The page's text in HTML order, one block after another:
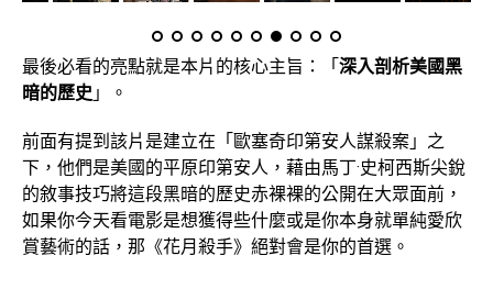
最後必看的亮點就是本片的核心主旨：「深入剖析美國黑
暗的歷史 」。
前面有提到該片是建立在「歐塞奇印第安人謀殺案」之
下，他們是美國的平原印第安人，藉由馬丁·史柯西斯尖銳
的敘事技巧將這段黑暗的歷史赤裸裸的公開在大眾面前，
如果你今天看電影是想獲得些什麼或是你本身就單純愛欣
賞藝術的話，那《花月殺手》絕對會是你的首選。